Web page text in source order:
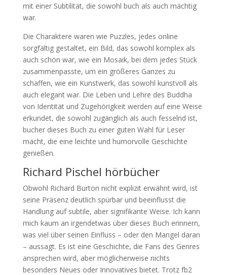
mit einer Subtilität, die sowohl buch als auch mächtig
war.
Die Charaktere waren wie Puzzles, jedes online
sorgfältig gestaltet, ein Bild, das sowohl komplex als
auch schön war, wie ein Mosaik, bei dem jedes Stück
zusammenpasste, um ein größeres Ganzes zu
schaffen, wie ein Kunstwerk, das sowohl kunstvoll als
auch elegant war. Die Leben und Lehre des Buddha
von Identität und Zugehörigkeit werden auf eine Weise
erkundet, die sowohl zugänglich als auch fesselnd ist,
bucher dieses Buch zu einer guten Wahl für Leser
macht, die eine leichte und humorvolle Geschichte
genießen.
Richard Pischel hörbücher
Obwohl Richard Burton nicht explizit erwähnt wird, ist
seine Präsenz deutlich spürbar und beeinflusst die
Handlung auf subtile, aber signifikante Weise. Ich kann
mich kaum an irgendetwas über dieses Buch erinnern,
was viel über seinen Einfluss – oder den Mangel daran
– aussagt. Es ist eine Geschichte, die Fans des Genres
ansprechen wird, aber möglicherweise nichts
besonders Neues oder Innovatives bietet. Trotz fb2